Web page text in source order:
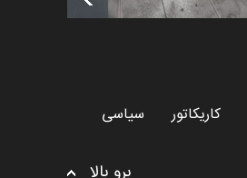
اخبار 6 ماه قبل
کاریکاتور سیاسی